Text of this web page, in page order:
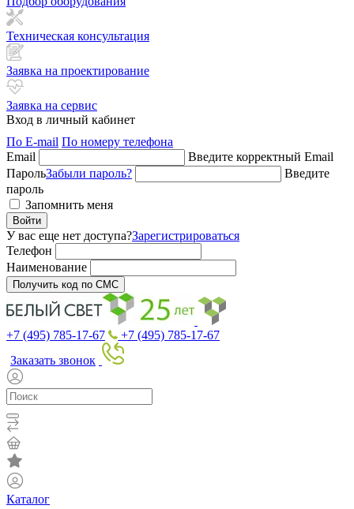
Техническая консультация
Заявка на проектирование
Заявка на сервис
Вход в личный кабинет
По E-mail По номеру телефона
Email
Введите корректный Email
ПарольЗабыли пароль?
Введите
пароль
Запомнить меня
Войти
У вас еще нет доступа?Зарегистрироваться
Телефон
Наименование
Получить код по СМС
+7 (495) 785-17-67
+7 (495) 785-17-67
Заказать звонок
Каталог